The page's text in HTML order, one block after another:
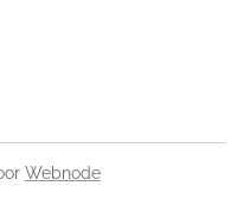
Webnode